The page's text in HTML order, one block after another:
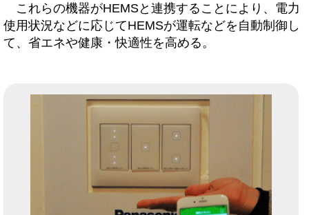
これらの機器がHEMSと連携することにより、電力
使用状況などに応じてHEMSが運転などを自動制御し
て、省エネや健康・快適性を高める。